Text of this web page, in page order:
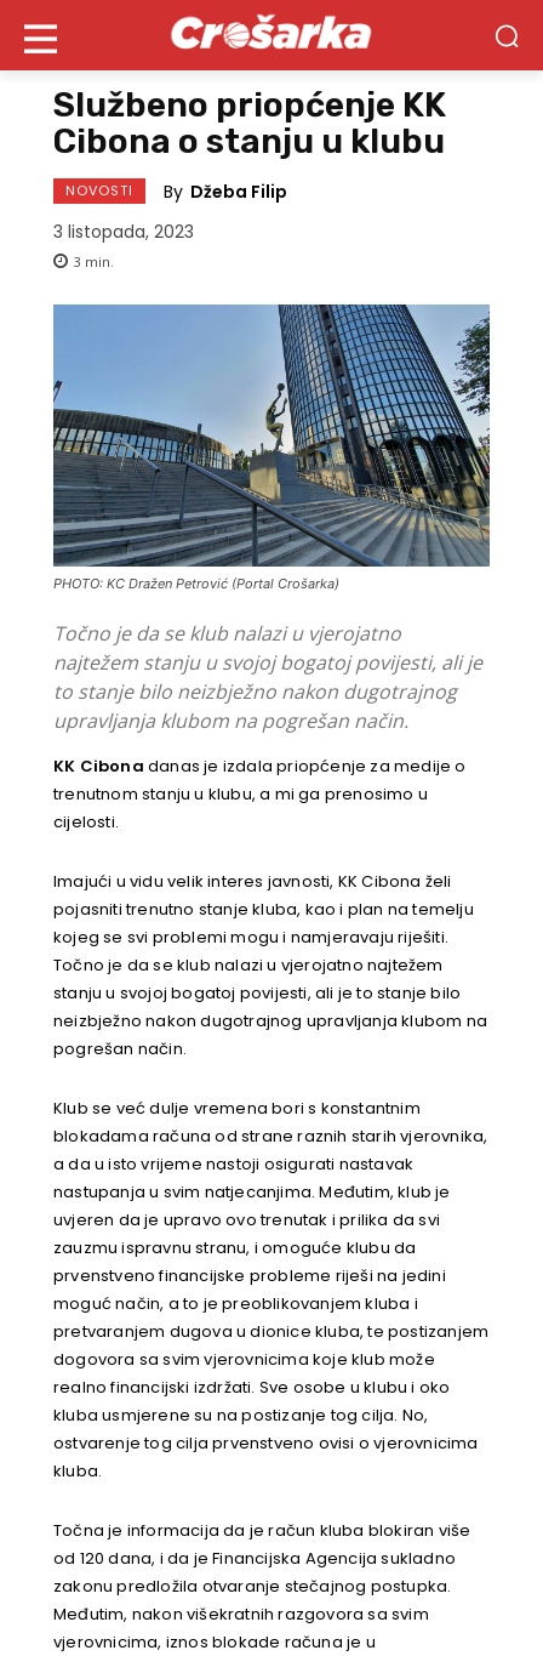
Službeno priopćenje KK
Cibona o stanju u klubu
NOVOSTI By Džeba Filip
3 listopada, 2023
3 min.
PHOTO: KC Dražen Petrović (Portal Crošarka)
Točno je da se klub nalazi u vjerojatno
najtežem stanju u svojoj bogatoj povijesti, ali je
to stanje bilo neizbježno nakon dugotrajnog
upravljanja klubom na pogrešan način.
KK Cibona danas je izdala priopćenje za medije o
trenutnom stanju u klubu, a mi ga prenosimo u
cijelosti.
Imajući u vidu velik interes javnosti, KK Cibona želi
pojasniti trenutno stanje kluba, kao i plan na temelju
kojeg se svi problemi mogu i namjeravaju riješiti.
Točno je da se klub nalazi u vjerojatno najtežem
stanju u svojoj bogatoj povijesti, ali je to stanje bilo
neizbježno nakon dugotrajnog upravljanja klubom na
pogrešan način.
Klub se već dulje vremena bori s konstantnim
blokadama računa od strane raznih starih vjerovnika,
a da u isto vrijeme nastoji osigurati nastavak
nastupanja u svim natjecanjima. Međutim, klub je
uvjeren da je upravo ovo trenutak i prilika da svi
zauzmu ispravnu stranu, i omoguće klubu da
prvenstveno financijske probleme riješi na jedini
moguć način, a to je preoblikovanjem kluba i
pretvaranjem dugova u dionice kluba, te postizanjem
dogovora sa svim vjerovnicima koje klub može
realno financijski izdržati. Sve osobe u klubu i oko
kluba usmjerene su na postizanje tog cilja. No,
ostvarenje tog cilja prvenstveno ovisi o vjerovnicima
kluba.
Točna je informacija da je račun kluba blokiran više
od 120 dana, i da je Financijska Agencija sukladno
zakonu predložila otvaranje stečajnog postupka.
Međutim, nakon višekratnih razgovora sa svim
vjerovnicima, iznos blokade računa je u